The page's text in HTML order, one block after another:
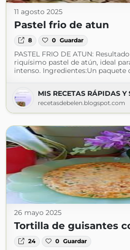
11 agosto 2025
Pastel frio de atun
8 0 Guardar
PASTEL FRIO DE ATUN:
riquísimo pastel de atún, ideal
intenso. Ingredientes:Un paquete
MIS RECETAS RÁPIDAS
recetasdebelen.blogspot.com
26 mayo 2025
Tortilla de guisantes
24 0 Guardar